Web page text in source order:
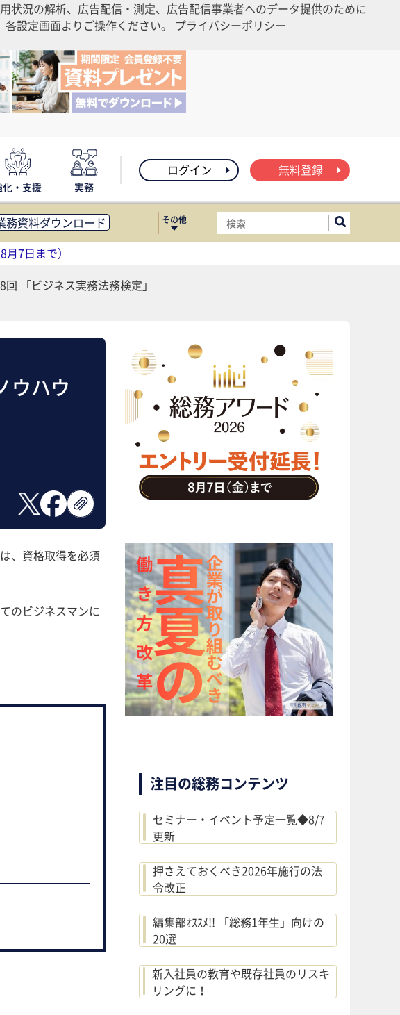
況の解析、広告配信・測定、広告配信事業者へのデータ提供のために
設定画面よりご操作ください。 プライバシーポリシー
化・支援 実務
ログイン 無料登録
務資料ダウンロード
化
FM・オフィス移転
調査・レポート
その他
7日まで）
「ビジネス実務法務検定」
ウハウ
注目の総務コンテンツ
セミナー・イベント予定一覧◆8/7
更新
押さえておくべき2026年施行の法
令改正
編集部ｵｽｽﾒ!! 「総務1年生」向けの
20選
新入社員の教育や既存社員のリスキ
リングに！
、資格取得を必須
のビジネスマンに